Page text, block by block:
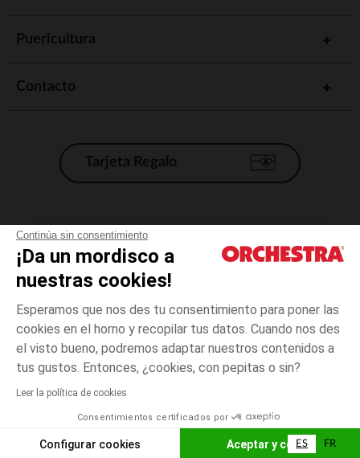
Continúa sin consentimiento
¡Da un mordisco a
nuestras cookies!
Esperamos que nos des tu consentimiento para poner las
cookies en el horno y recopilar tus datos. Cuando nos des
el visto bueno, podremos adaptar nuestros contenidos a
tus gustos. Entonces, ¿cookies, con pepitas o sin?
Leer la política de cookies
Consentimientos certificados por
Configurar cookies Aceptar y cerrar
Blanco
1
El pago medidante
AÑADIR A LA CESTA
Puericultura
Contacto
Tarjeta Regalo
Condiciones generales de venta
Aviso Legal
*Condiciones de las ofertas actuales
Gestión de las cookies
Accesibilidad: no conforme
Orchestra adhiere al código de ética de la Federación Francesa de comercio
electrónico y venta a distancia (FEVAD) y al sistema de mediación de
ES FR